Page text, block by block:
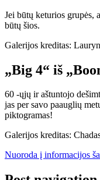
Jei būtų keturios grupės,
būtų šios.
Galerijos kreditas:
„Big 4“ iš
60 -ųjų ir aštuntojo
jas per savo paauglių
piktogramas!
Galerijos kreditas:
Nuoroda į informacijos